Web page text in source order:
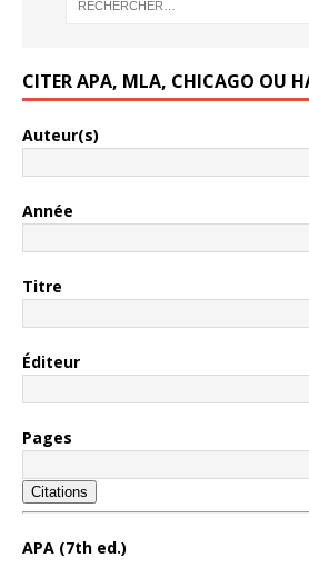
CITER APA, MLA, CHICAGO OU
Auteur(s)
Année
Titre
Éditeur
Pages
Citations
APA (7th ed.)